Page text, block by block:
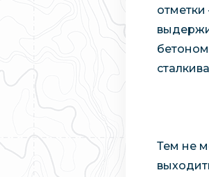
отметки
Тем не